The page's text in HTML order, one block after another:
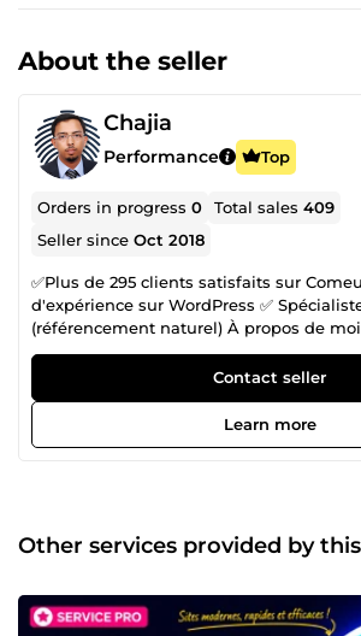
About the seller
Chajia
Performance Top
Orders in progress0 Total sales409
Seller sinceOct 2018
✅Plus de 295 clients satisfaits sur
d'expérience sur WordPress ✅
(référencement naturel) À propos de moi
un professionnel expérimenté pour
internet, je suis à votre disposition.
consacre à la création de sites internet
suis en mesure de vous offrir des
répondre à tous vos besoins en matière
pour les moteurs de recherche. De plus,
en matière de référencement naturel et
classement sur les moteurs de
visibilité en ligne. Je suis passionné par
Contact seller
Learn more
Other services provided by